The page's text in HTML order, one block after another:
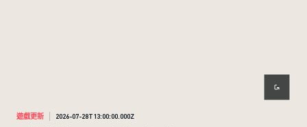
遊戲更新 2026-07-28T13:00:00.000Z